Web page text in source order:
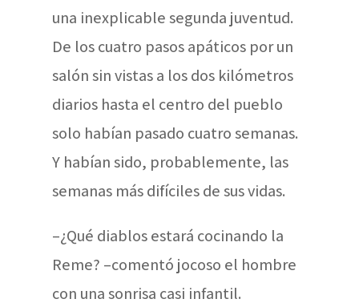
una inexplicable segunda juventud.
De los cuatro pasos apáticos por un
salón sin vistas a los dos kilómetros
diarios hasta el centro del pueblo
solo habían pasado cuatro semanas.
Y habían sido, probablemente, las
semanas más difíciles de sus vidas.
–¿Qué diablos estará cocinando la
Reme? –comentó jocoso el hombre
con una sonrisa casi infantil.